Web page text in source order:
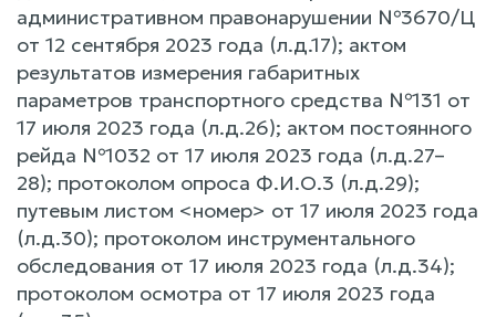
административном правонарушении №3670/Ц
от 12 сентября 2023 года (л.д.17); актом
результатов измерения габаритных
параметров транспортного средства №131 от
17 июля 2023 года (л.д.26); актом постоянного
рейда №1032 от 17 июля 2023 года (л.д.27–
28); протоколом опроса Ф.И.О.3 (л.д.29);
путевым листом <номер> от 17 июля 2023 года
(л.д.30); протоколом инструментального
обследования от 17 июля 2023 года (л.д.34);
протоколом осмотра от 17 июля 2023 года